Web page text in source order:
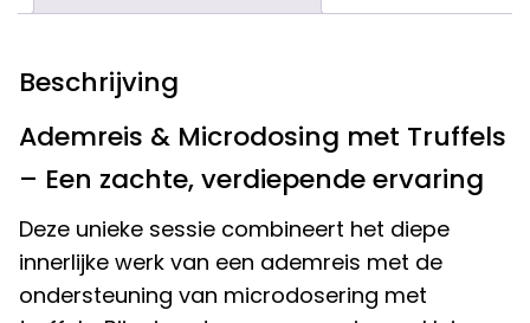
Beschrijving
Ademreis & Microdosing met Truffels
– Een zachte, verdiepende ervaring
Deze unieke sessie combineert het diepe
innerlijke werk van een ademreis met de
ondersteuning van microdosering met